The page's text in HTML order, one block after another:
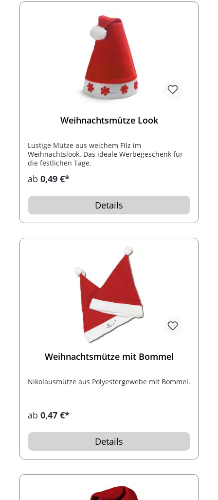
Weihnachtsmütze Look
Lustige Mütze aus weichem Filz im
Weihnachtslook. Das ideale Werbegeschenk für
die festlichen Tage.
ab 0,49 €*
Details
Weihnachtsmütze mit Bommel
Nikolausmütze aus Polyestergewebe mit Bommel.
ab 0,47 €*
Details